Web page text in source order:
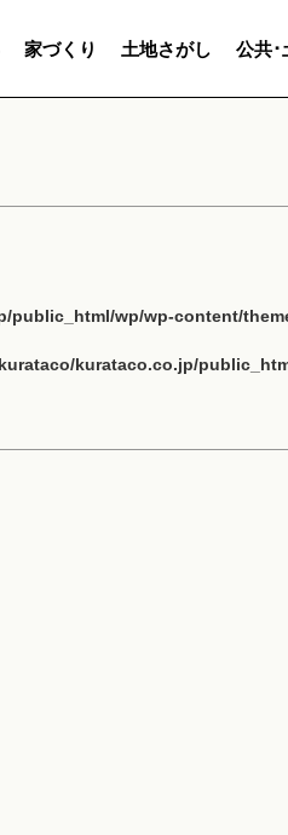
家づくり 土地さがし 公共･
public_html/wp/wp-content/
kurataco.co.jp/